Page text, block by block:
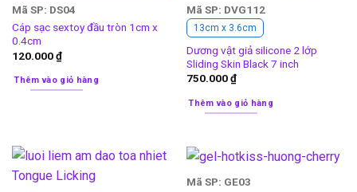
Mã SP: DS04
Cáp sạc sextoy đầu tròn 1cm x
0.4cm
120.000₫
Thêm vào giỏ hàng
Mã SP: DVG112
13cm x 3.6cm
Dương vật giả silicone 2 lớp
Sliding Skin Black 7 inch
750.000₫
Thêm vào giỏ hàng
Mã SP: GE03